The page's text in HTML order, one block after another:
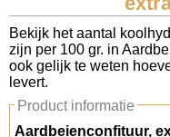
Koolhydraten
Links
Bekijk het aantal
zijn per 100 gr. in
ook gelijk te weten
levert.
Product informatie
Aardbeienconfituur,